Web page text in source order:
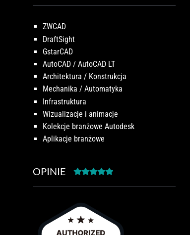
ZWCAD
DraftSight
GstarCAD
AutoCAD / AutoCAD LT
Architektura / Konstrukcja
Mechanika / Automatyka
Infrastruktura
Wizualizacje i animacje
Kolekcje branżowe Autodesk
Aplikacje branżowe
OPINIE